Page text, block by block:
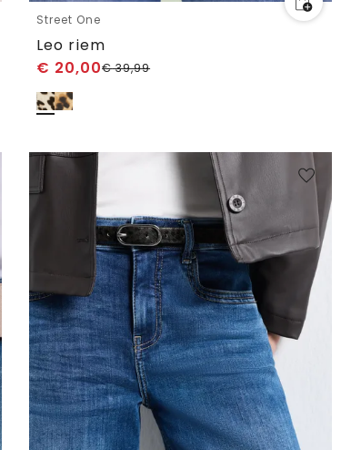
Street One
Leo riem
€ 20,00€39,99